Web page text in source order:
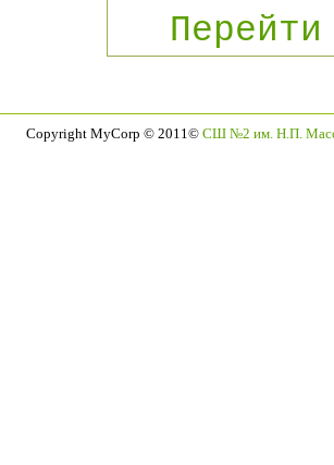
Copyright MyCorp © 2011© СШ №2 им. Н.П.